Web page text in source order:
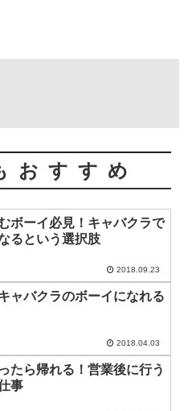
おすすめ
ボーイ必見！キャバクラで
るという選択肢
2018.09.23
ャバクラのボーイになれる
2018.04.03
たら帰れる！営業後に行う
事